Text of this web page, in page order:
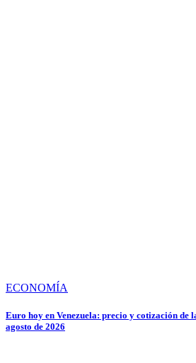
ECONOMÍA
Euro hoy en Venezuela: precio y cotización de
agosto de 2026